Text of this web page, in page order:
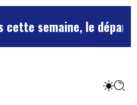
le département